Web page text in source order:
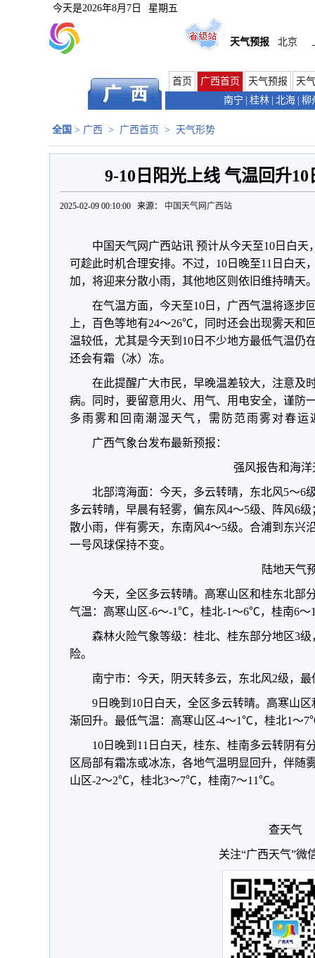
今天是2026年8月7日 星期五
天气预报 北京
首页 广西首页 天气预报
天
南宁
桂林 北海 柳
全国 > 广西 > 广西首页 > 天气形势
9-10日阳光上线 气温回升
2025-02-09 00:10:00 来源： 中国天气网广西站
中国天气网广西站讯 预计从今天至10日白
可趁此时机合理安排。不过，10日晚至11日白天
加，将迎来分散小雨，其他地区则依旧维持晴天
在气温方面，今天至10日，广西气温将逐步
上，百色等地有24～26℃，同时还会出现雾天和
温较低，尤其是今天到10日不少地方最低气温仍
还会有霜（冰）冻。
在此提醒广大市民，早晚温差较大，注意及
病。同时，要留意用火、用气、用电安全，谨防
多雨雾和回南潮湿天气，需防范雨雾对春运
广西气象台发布最新预报：
强风报告和海洋
北部湾海面：今天，多云转晴，东北风5～6
多云转晴，早晨有轻雾，偏东风4～5级、阵风6
散小雨，伴有雾天，东南风4～5级。合浦到东兴
一号风球保持不变。
陆地天气
今天，全区多云转晴。高寒山区和桂东北部
气温：高寒山区-6～-1℃，桂北-1～6℃，桂南6
森林火险气象等级：桂北、桂东部分地区3
险。
南宁市：今天，阴天转多云，东北风2级，
9日晚到10日白天，全区多云转晴。高寒山
渐回升。最低气温：高寒山区-4～1℃，桂北1～
10日晚到11日白天，桂东、桂南多云转阴有
区局部有霜冻或冰冻，各地气温明显回升，伴随
山区-2～2℃，桂北3～7℃，桂南7～11℃。
查天气
关注“广西天气”微